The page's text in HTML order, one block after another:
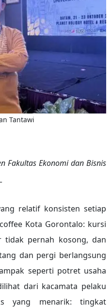
Tantawi
Fakultas Ekonomi dan Bisnis
relatif konsisten setiap
Kota Gorontalo: kursi
tidak pernah kosong, dan
dan pergi berlangsung
seperti potret usaha
dari kacamata pelaku
yang menarik: tingkat